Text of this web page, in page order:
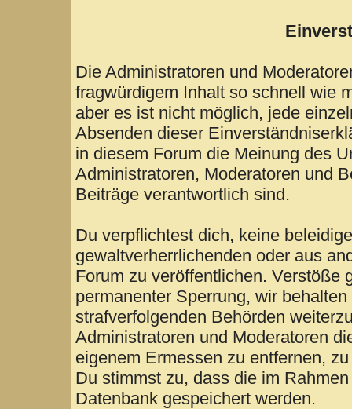
Die Administratoren und
fragwürdigem Inhalt so schnell wie
aber es ist nicht möglich, jede
Absenden dieser
in diesem Forum die Meinung des
Administratoren, Moderatoren und
Beiträge verantwortlich sind.
Du verpflichtest dich, keine
gewaltverherrlichenden oder aus
Forum zu veröffentlichen. Verstöße
permanenter Sperrung, wir
strafverfolgenden Behörden
Administratoren und Moderatoren
eigenem Ermessen zu entfernen,
Du stimmst zu, dass die im
Datenbank gespeichert werden.